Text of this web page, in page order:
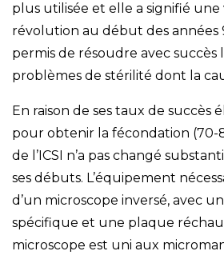
plus utilisée et elle a signifié
révolution au début des années
permis de résoudre avec succès
problèmes de stérilité dont la
En raison de ses taux de succès
pour obtenir la fécondation (70-
de l’ICSI n’a pas changé
ses débuts. L’équipement
d’un microscope inversé, avec
spécifique et une plaque
microscope est uni aux